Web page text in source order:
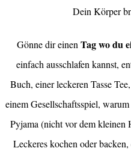
Dein Körper
Gönne dir einenTag wo du
einfach ausschlafen kannst,
Buch, einer leckeren Tasse
einem Gesellschaftsspiel,
Pyjama (nicht vor dem kleinen
Leckeres kochen oder